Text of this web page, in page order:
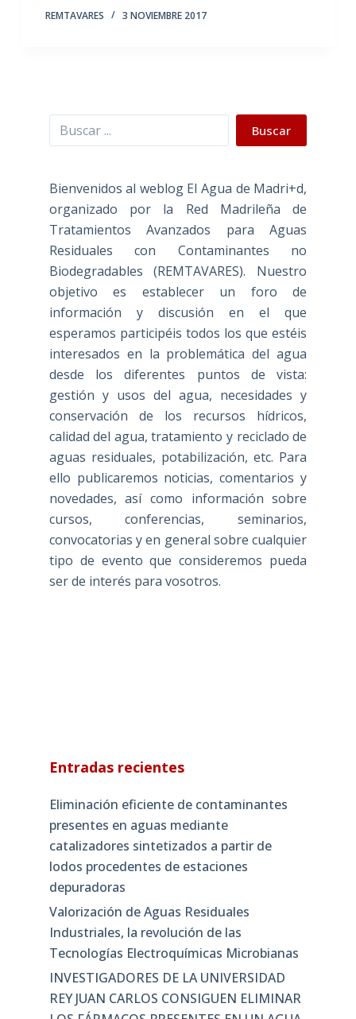
REMTAVARES 3 NOVIEMBRE 2017
Buscar Buscar
Bienvenidos al weblog El Agua de Madri+d,
organizado por la Red Madrileña de
Tratamientos Avanzados para Aguas
Residuales con Contaminantes no
Biodegradables (REMTAVARES). Nuestro
objetivo es establecer un foro de
información y discusión en el que
esperamos participéis todos los que estéis
interesados en la problemática del agua
desde los diferentes puntos de vista:
gestión y usos del agua, necesidades y
conservación de los recursos hídricos,
calidad del agua, tratamiento y reciclado de
aguas residuales, potabilización, etc. Para
ello publicaremos noticias, comentarios y
novedades, así como información sobre
cursos, conferencias, seminarios,
convocatorias y en general sobre cualquier
tipo de evento que consideremos pueda
ser de interés para vosotros.
Entradas recientes
Eliminación eficiente de contaminantes
presentes en aguas mediante
catalizadores sintetizados a partir de
lodos procedentes de estaciones
depuradoras
Valorización de Aguas Residuales
Industriales, la revolución de las
Tecnologías Electroquímicas Microbianas
INVESTIGADORES DE LA UNIVERSIDAD
REY JUAN CARLOS CONSIGUEN ELIMINAR